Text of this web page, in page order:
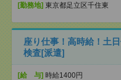
[勤務地] 東京都足立区千住東
座り仕事！高時給！土
検査[派遣]
[給 与] 時給1400円